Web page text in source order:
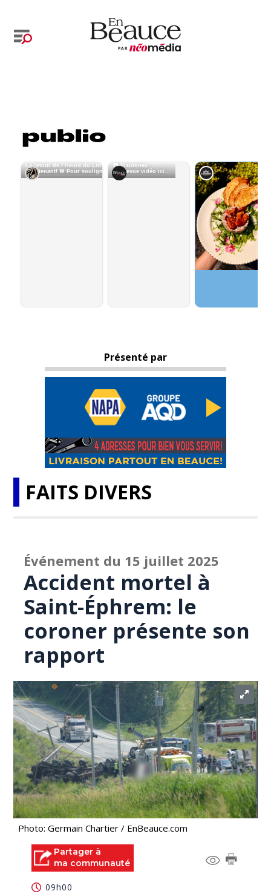
Présenté par
FAITS DIVERS
Événement du 15 juillet 2025
Accident mortel à
Saint-Éphrem: le
coroner présente son
rapport
Photo: Germain Chartier / EnBeauce.com
Partager à
ma communauté
09h00